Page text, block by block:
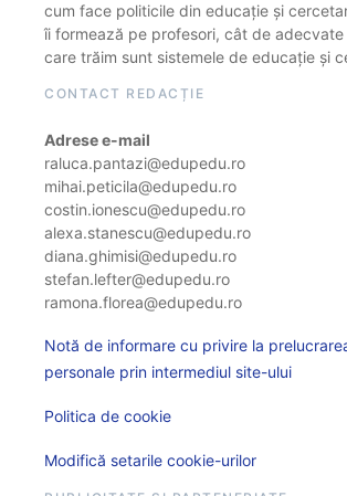
cum face politicile din educație și
îi formează pe profesori, cât de adecvate
care trăim sunt sistemele de educație și
CONTACT REDACȚIE
Adrese e-mail
raluca.pantazi@edupedu.ro
mihai.peticila@edupedu.ro
costin.ionescu@edupedu.ro
alexa.stanescu@edupedu.ro
diana.ghimisi@edupedu.ro
stefan.lefter@edupedu.ro
ramona.florea@edupedu.ro
Notă de informare cu privire la
personale prin intermediul site-ului
Politica de cookie
Modifică setarile cookie-urilor